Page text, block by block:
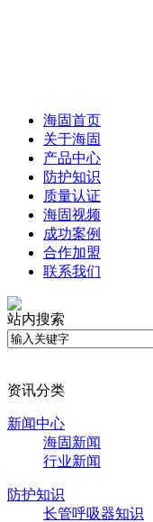
海固首页
关于海固
产品中心
防护知识
质量认证
海固视频
成功案例
合作加盟
联系我们
站内搜索
资讯分类
新闻中心
海固新闻
行业新闻
防护知识
长管呼吸器知识